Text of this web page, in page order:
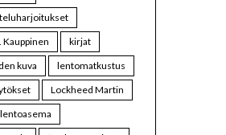
Kauppinen
kirjat
kuva
lentomatkustus
Lockheed Martin